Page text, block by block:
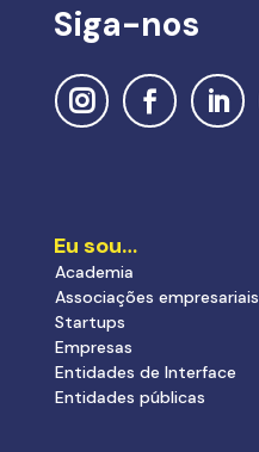
Siga-nos
Eu sou…
Academia
Associações empresariais
Startups
Empresas
Entidades de Interface
Entidades públicas